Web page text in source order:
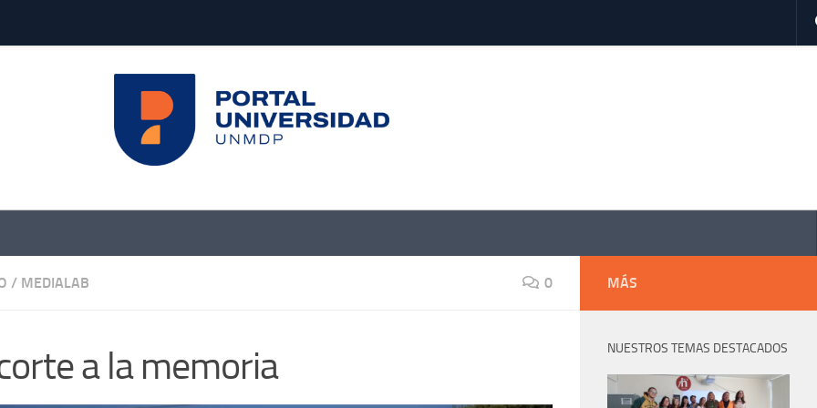
/ MEDIALAB 0
a la memoria
MÁS
NUESTROS TEMAS DESTACADOS